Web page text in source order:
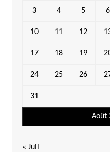
Août
3 4 5 6
10 11 12
17 18 19
24 25 26
31
« Juil